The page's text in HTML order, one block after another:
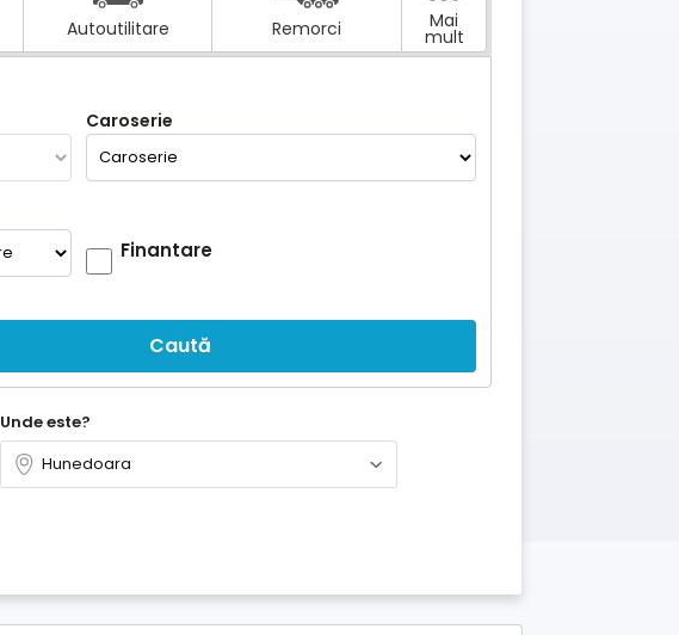
Autoutilitare Remorci Mai
mult
Caroserie
Finantare
Caută
Unde este?